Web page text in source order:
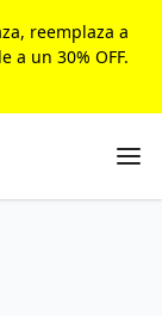
reemplaza a
a un 30% OFF.